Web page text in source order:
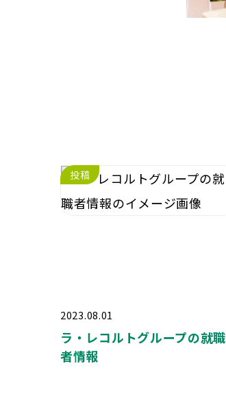
投稿
2023.08.01
ラ・レコルトグループの就職
者情報